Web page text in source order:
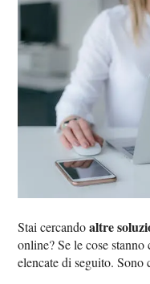
Stai cercandoaltre
online? Se le cose
elencate di seguito. Sono